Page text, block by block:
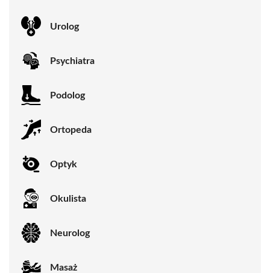
Urolog
Psychiatra
Podolog
Ortopeda
Optyk
Okulista
Neurolog
Masaż